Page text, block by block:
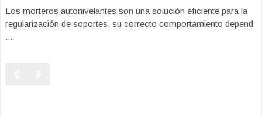
Los morteros autonivelantes son una solución eficiente para la
regularización de soportes, su correcto comportamiento depend
...